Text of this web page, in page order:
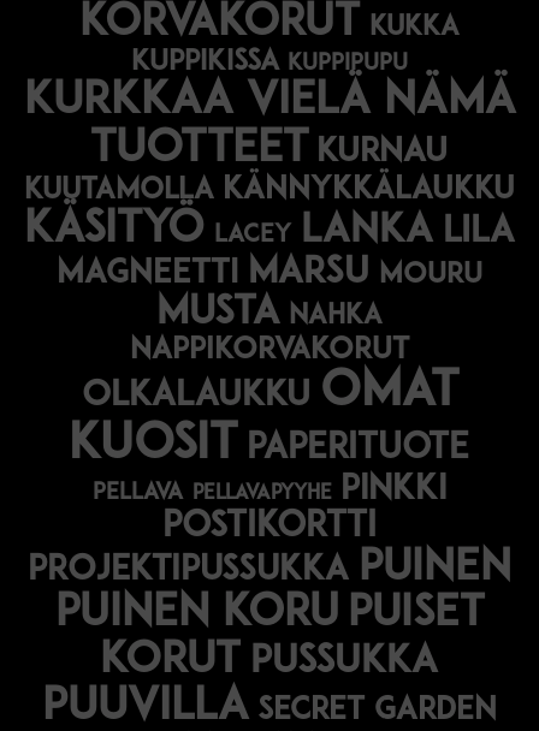
korvakorut
kukka
kuppikissa kuppipupu
Kurkkaa vielä nämä
tuotteet kurnau
kuutamolla kännykkälaukku
käsityö lacey lanka lila
magneetti marsu mouru
musta nahka
nappikorvakorut
olkalaukku omat
kuosit paperituote
pellava pellavapyyhe pinkki
postikortti
projektipussukka puinen
puinen koru puiset
korut pussukka
puuvilla secret garden